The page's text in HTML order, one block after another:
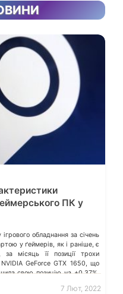
ПК у
обладнання за січень
у ґеймерів, як і раніше, є
місяць її позиції трохи
GeForce GTX 1650, що
свою позицію на +0.37%.
1050 Ti. Якщо […]
7 Лют, 2022